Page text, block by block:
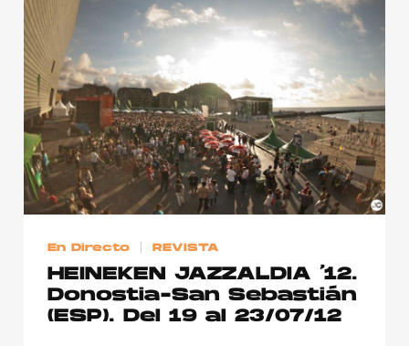
En Directo REVISTA
HEINEKEN JAZZALDIA ’12.
Donostia-San Sebastián
(ESP). Del 19 al 23/07/12